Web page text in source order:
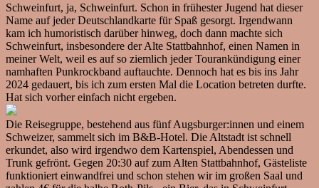
Schweinfurt, ja, Schweinfurt. Schon in frühester Jugend hat dieser
Name auf jeder Deutschlandkarte für Spaß gesorgt. Irgendwann
kam ich humoristisch darüber hinweg, doch dann machte sich
Schweinfurt, insbesondere der Alte Stattbahnhof, einen Namen in
meiner Welt, weil es auf so ziemlich jeder Tourankündigung einer
namhaften Punkrockband auftauchte. Dennoch hat es bis ins Jahr
2024 gedauert, bis ich zum ersten Mal die Location betreten durfte.
Hat sich vorher einfach nicht ergeben.
Die Reisegruppe, bestehend aus fünf Augsburger:innen und einem
Schweizer, sammelt sich im B&B-Hotel. Die Altstadt ist schnell
erkundet, also wird irgendwo dem Kartenspiel, Abendessen und
Trunk gefrönt. Gegen 20:30 auf zum Alten Stattbahnhof, Gästeliste
funktioniert einwandfrei und schon stehen wir im großen Saal und